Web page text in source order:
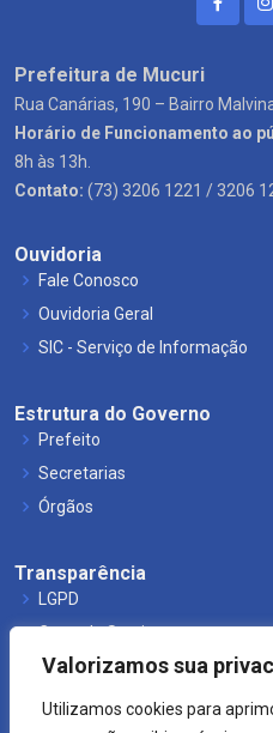
Valorizamos sua
Utilizamos cookies para
Prefeitura de Mucuri
Rua Canárias, 190 – Bairro
Horário de Funcionamento ao
8h às 13h.
Contato: (73) 3206 1221 / 3206
Ouvidoria
Fale Conosco
Ouvidoria Geral
SIC - Serviço de Informação
Estrutura do Governo
Prefeito
Secretarias
Órgãos
Transparência
LGPD
Carta de Serviços
Leis Municipais